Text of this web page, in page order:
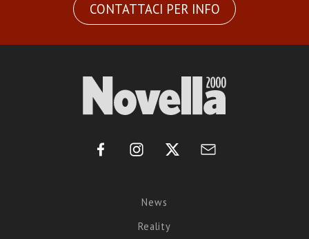
CONTATTACI PER INFO
News
Reality